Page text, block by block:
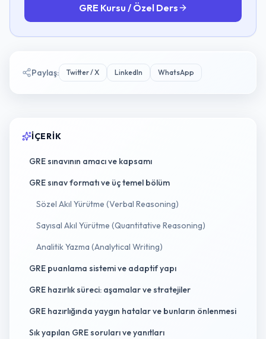
GRE Kursu / Özel Ders
Paylaş: Twitter / X LinkedIn WhatsApp
İÇERIK
GRE sınavının amacı ve kapsamı
GRE sınav formatı ve üç temel bölüm
Sözel Akıl Yürütme (Verbal Reasoning)
Sayısal Akıl Yürütme (Quantitative Reasoning)
Analitik Yazma (Analytical Writing)
GRE puanlama sistemi ve adaptif yapı
GRE hazırlık süreci: aşamalar ve stratejiler
GRE hazırlığında yaygın hatalar ve bunların önlenmesi
Sık yapılan GRE soruları ve yanıtları